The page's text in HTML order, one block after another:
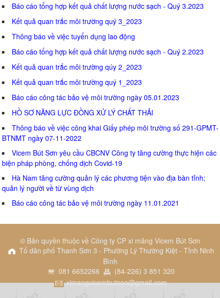
Báo cáo tổng hợp kết quả chất lượng nước sạch - Quý 3.2023
Kết quả quan trắc môi trường quý 3_2023
Thông báo về việc tuyển dụng lao động
Báo cáo tổng hợp kết quả chất lượng nước sạch - Quý 2.2023
Kết quả quan trắc môi trường qúy 2_2023
Kết quả quan trắc môi trường quý 1_2023
Báo cáo công tác bảo vệ môi trường ngày 05.01.2023
HỒ SƠ NĂNG LỰC ĐỒNG XỬ LÝ CHẤT THẢI
Thông báo về việc công khai Giấy phép môi trường số 291-GPMT-
BTNMT ngày 07-11-2022
Vicem Bút Sơn yêu cầu CBCNV Công ty tăng cường thực hiện các
biện pháp phòng, chống dịch Covid-19
Hà Nam tăng cường quản lý các phương tiện vào địa bàn tỉnh;
quản lý người về từ vùng dịch
Báo cáo công tác bảo vệ môi trường ngày 11.01.2021
© Bản quyền thuộc về Công ty CP xi măng Vicem Bút Sơn
Tổ dân phố Thanh Sơn 3 - Phường Lý Thường Kiệt - Tỉnh Ninh
Bình
081 6652266
(84-226) 3 851 320
ximangvicembutson@gmail.com